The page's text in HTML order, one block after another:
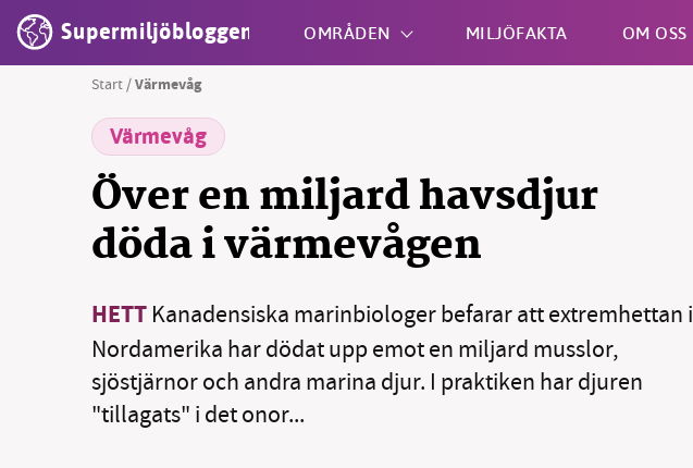
Supermiljöbloggen OMRÅDEN MILJÖFAKTA OM OSS
Start /Värmevåg
Värmevåg
Över en miljard havsdjur
döda i värmevågen
HETT Kanadensiska marinbiologer befarar att extremhettan i
Nordamerika har dödat upp emot en miljard musslor,
sjöstjärnor och andra marina djur. I praktiken har djuren
"tillagats" i det onor...